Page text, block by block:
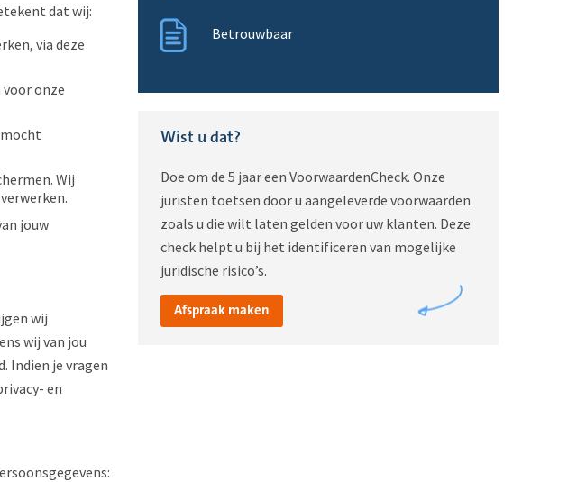
dat wij:
via deze
onze
Wij
jouw
wij
wij van jou
Indien je vragen
en
Betrouwbaar
Wist u dat?
Doe om de 5 jaar een VoorwaardenCheck. Onze
juristen toetsen door u aangeleverde voorwaarden
zoals u die wilt laten gelden voor uw klanten. Deze
check helpt u bij het identificeren van mogelijke
juridische risico’s.
Afspraak maken